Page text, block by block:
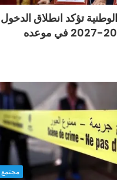
الوطنية تؤكد انطلاق الدخول
المدرسي 2026-2027 في موعده
مجتمع